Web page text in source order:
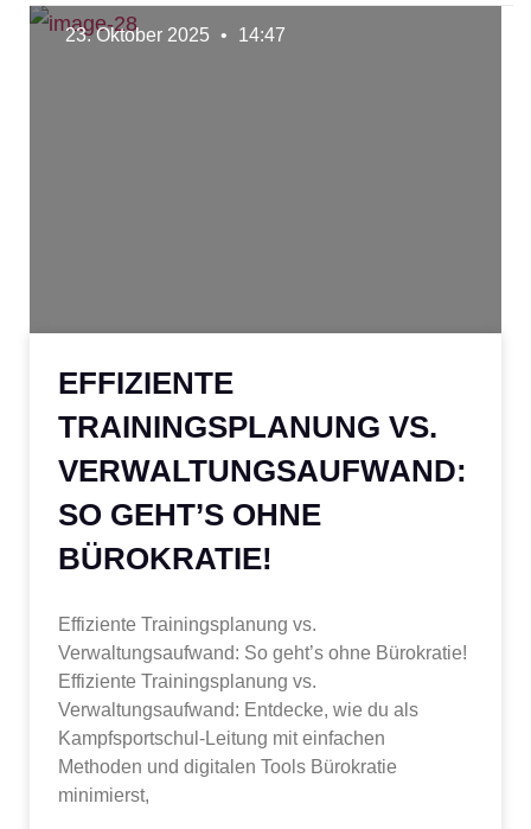
EFFIZIENTE
TRAININGSPLANUNG VS.
VERWALTUNGSAUFWAND:
SO GEHT’S OHNE
BÜROKRATIE!
Effiziente Trainingsplanung vs.
Verwaltungsaufwand: So geht’s ohne Bürokratie!
Effiziente Trainingsplanung vs.
Verwaltungsaufwand: Entdecke, wie du als
Kampfsportschul-Leitung mit einfachen
Methoden und digitalen Tools Bürokratie
minimierst,
23. Oktober 2025 14:47